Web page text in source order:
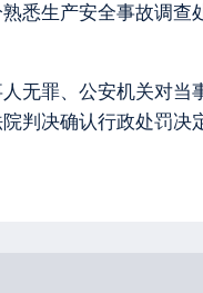
悉生产安全事故调查
无罪、公安机关对当
判决确认行政处罚决